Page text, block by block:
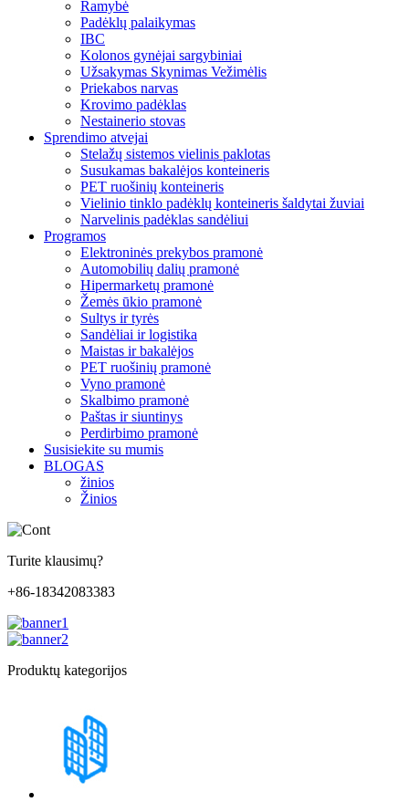
Ramybė
Padėklų palaikymas
IBC
Kolonos gynėjai sargybiniai
Užsakymas Skynimas Vežimėlis
Priekabos narvas
Krovimo padėklas
Nestainerio stovas
Sprendimo atvejai
Stelažų sistemos vielinis paklotas
Susukamas bakalėjos konteineris
PET ruošinių konteineris
Vielinio tinklo padėklų konteineris šaldytai žuviai
Narvelinis padėklas sandėliui
Programos
Elektroninės prekybos pramonė
Automobilių dalių pramonė
Hipermarketų pramonė
Žemės ūkio pramonė
Sultys ir tyrės
Sandėliai ir logistika
Maistas ir bakalėjos
PET ruošinių pramonė
Vyno pramonė
Skalbimo pramonė
Paštas ir siuntinys
Perdirbimo pramonė
Susisiekite su mumis
BLOGAS
žinios
Žinios
Turite klausimų?
+86-18342083383
Produktų kategorijos